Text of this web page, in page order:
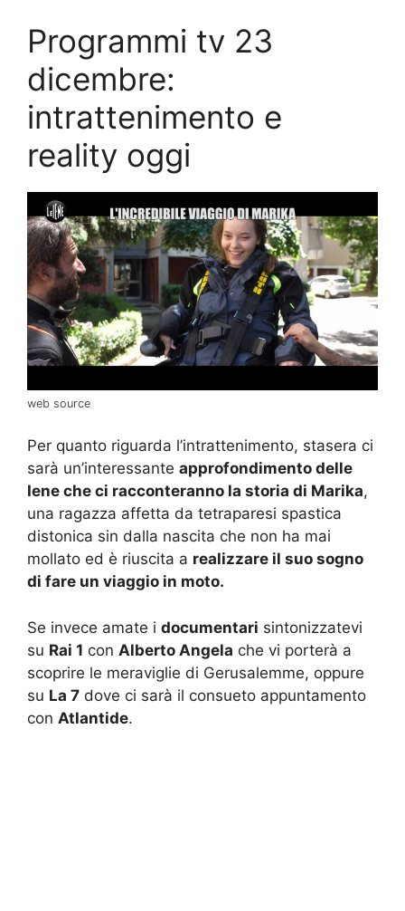
Programmi tv 23
dicembre:
intrattenimento e
reality oggi
web source
Per quanto riguarda l’intrattenimento, stasera ci
sarà un’interessante approfondimento delle
Iene che ci racconteranno la storia di Marika,
una ragazza affetta da tetraparesi spastica
distonica sin dalla nascita che non ha mai
mollato ed è riuscita a realizzare il suo sogno
di fare un viaggio in moto.
Se invece amate i documentari sintonizzatevi
su Rai 1 con Alberto Angela che vi porterà a
scoprire le meraviglie di Gerusalemme, oppure
su La 7 dove ci sarà il consueto appuntamento
con Atlantide.